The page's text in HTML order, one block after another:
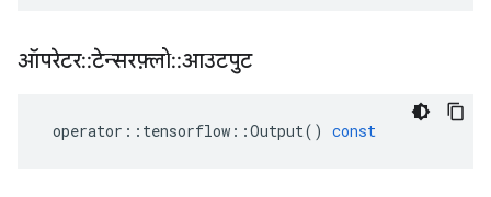
ऑपरेटर::टेन्सरफ़्लो::आउटपुट
operator :: tensorflow ::Output() const